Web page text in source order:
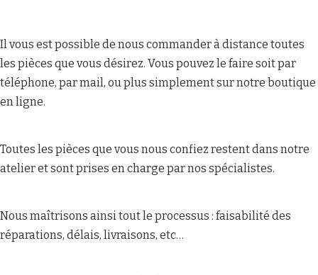
Il vous est possible de nous commander à distance toutes
les pièces que vous désirez. Vous pouvez le faire soit par
téléphone, par mail, ou plus simplement sur notre boutique
en ligne.
Toutes les pièces que vous nous confiez restent dans notre
atelier et sont prises en charge par nos spécialistes.
Nous maîtrisons ainsi tout le processus : faisabilité des
réparations, délais, livraisons, etc…